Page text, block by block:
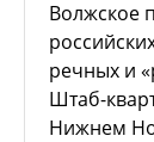
Волжское
речных и
Штаб-
Нижнем